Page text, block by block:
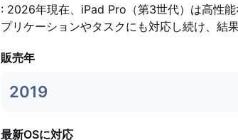
: 2026年現在、iPad Pro（第3世代）は高性
プリケーションやタスクにも対応し続け、結
販売年
2019
最新OSに対応